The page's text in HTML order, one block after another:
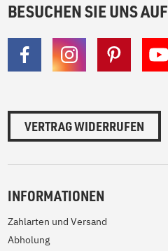
BESUCHEN SIE UNS AUF
VERTRAG WIDERRUFEN
INFORMATIONEN
Zahlarten und Versand
Abholung